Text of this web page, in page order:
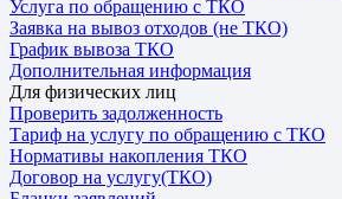
Услуга по обращению с ТКО
Заявка на вывоз отходов (не ТКО)
График вывоза ТКО
Дополнительная информация
Для физических лиц
Проверить задолженность
Тариф на услугу по обращению с ТКО
Нормативы накопления ТКО
Договор на услугу(ТКО)